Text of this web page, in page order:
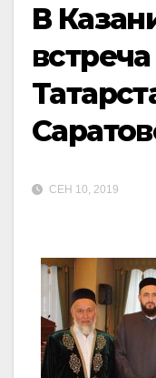
В
СЕН 10, 2019